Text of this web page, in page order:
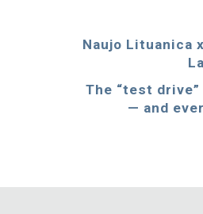
Naujo Lituanica
The “test
— and